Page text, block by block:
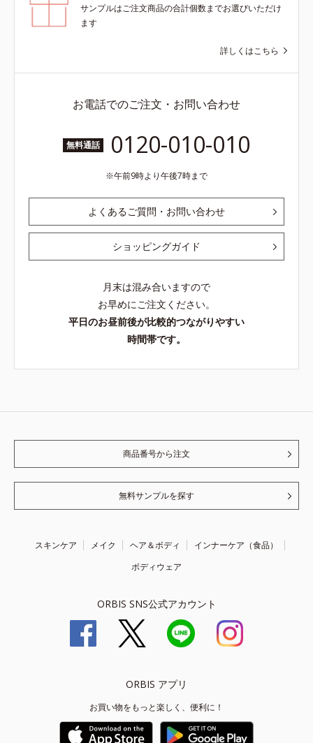
サンプルはご注文商品の合計個数までお選びいただけ
ます
詳しくはこちら
お電話でのご注文・お問い合わせ
無料通話 0120-010-010
午前9時より午後7時まで
よくあるご質問・お問い合わせ
ショッピングガイド
月末は混み合いますので
お早めにご注文ください。
平日のお昼前後が比較的つながりやすい
時間帯です。
商品番号から注文
無料サンプルを探す
スキンケア メイク ヘア＆ボディ
インナーケア（食品）
ボディウェア
ORBIS SNS公式アカウント
ORBIS アプリ
お買い物をもっと楽しく、便利に！